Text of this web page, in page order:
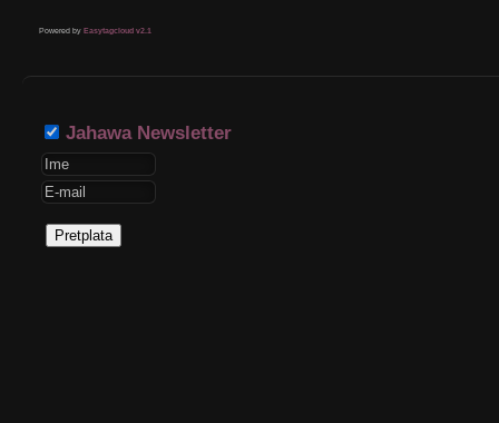
Powered by Easytagcloud v2.1
Jahawa Newsletter